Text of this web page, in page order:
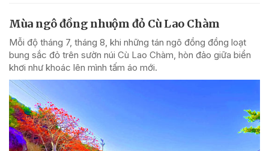
Mùa ngô đồng nhuộm đỏ Cù Lao Chàm
Mỗi độ tháng 7, tháng 8, khi những tán ngô đồng đồng loạt
bung sắc đỏ trên sườn núi Cù Lao Chàm, hòn đảo giữa biển
khơi như khoác lên mình tấm áo mới.